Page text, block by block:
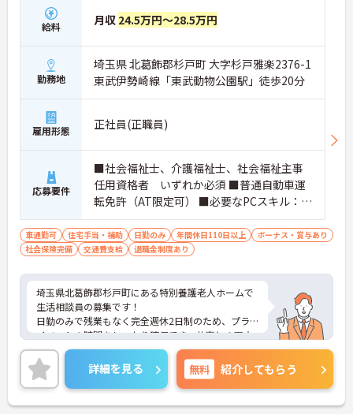
給料 月収 24.5万円～28.5万円
勤務地
埼玉県 北葛飾郡杉戸町 大字杉戸雅楽2376-1
東武伊勢崎線「東武動物公園駅」徒歩20分
雇用形態 正社員(正職員)
応募要件
■社会福祉士、介護福祉士、社会福祉主事
任用資格者 いずれか必須 ■普通自動車運
転免許（AT限定可） ■必要なPCスキル：ワ
ード、エクセル（入力のみで可）、メール
車通勤可 住宅手当・補助 日勤のみ 年間休日110日以上
ボーナス・賞与あり
社会保険完備
交通費支給 退職金制度あり
埼玉県北葛飾郡杉戸町にある特別養護老人ホームで
生活相談員の募集です！
日勤のみで残業もなく完全週休2日制のため、プラ
イベートの時間をしっかり確保でき、仕事との両立
がしやすい職場です◎
また、昇給と計4.00ヵ月分の賞与実績があり、あな
たの頑張りがしっかり評価され、やりがいを持って
お仕事ができます！
ご興味ある方は面接ポイントをお伝えしますので、
詳細を見る 無料 紹介してもらう